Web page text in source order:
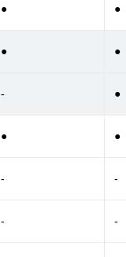
● ●
● ●
- ●
● ●
- -
- -